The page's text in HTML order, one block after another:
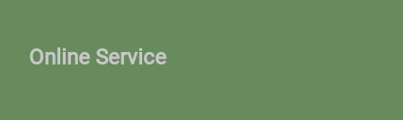
Online Service